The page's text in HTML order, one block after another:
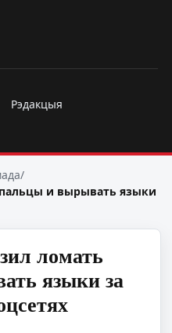
Рэдакцыя
/
и вырывать языки
ломать
языки за